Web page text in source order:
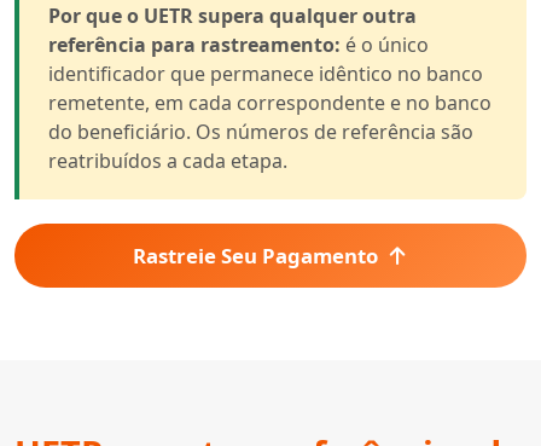
Por que o UETR supera qualquer outra
referência para rastreamento: é o único
identificador que permanece idêntico no banco
remetente, em cada correspondente e no banco
do beneficiário. Os números de referência são
reatribuídos a cada etapa.
Rastreie Seu Pagamento